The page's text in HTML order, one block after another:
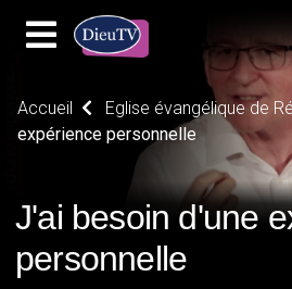
Accueil Eglise évangélique de
expérience personnelle
J'ai besoin d'une
personnelle